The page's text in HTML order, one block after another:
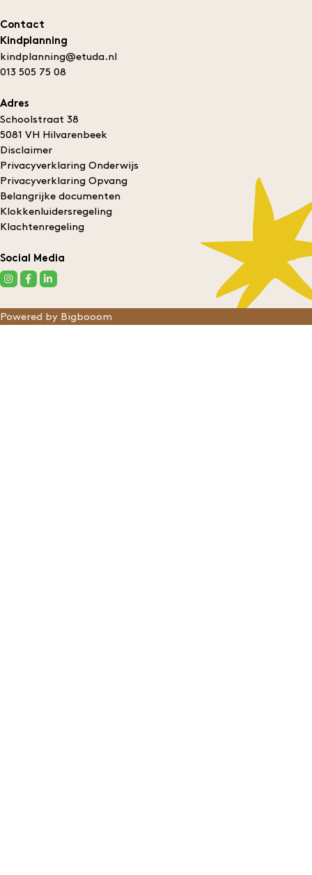
Contact
Kindplanning
kindplanning@etuda.nl
013 505 75 08
Adres
Schoolstraat 38
5081 VH Hilvarenbeek
Disclaimer
Privacyverklaring Onderwijs
Privacyverklaring Opvang
Belangrijke documenten
Klokkenluidersregeling
Klachtenregeling
Social Media
Powered by Bigbooom